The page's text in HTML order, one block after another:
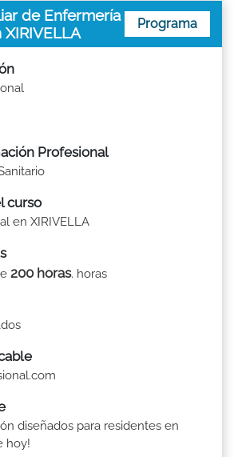
de Enfermería
Programa
Profesional
curso
en XIRIVELLA
200 horas. horas
diseñados para residentes en
hoy!